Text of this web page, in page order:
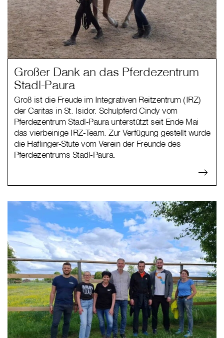
Großer Dank an das Pferdezentrum
Stadl-Paura
Groß ist die Freude im Integrativen Reitzentrum (IRZ)
der Caritas in St. Isidor. Schulpferd Cindy vom
Pferdezentrum Stadl-Paura unterstützt seit Ende Mai
das vierbeinige IRZ-Team. Zur Verfügung gestellt wurde
die Haflinger-Stute vom Verein der Freunde des
Pferdezentrums Stadl-Paura.